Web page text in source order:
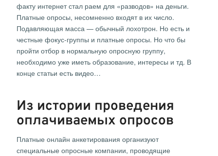
факту интернет стал раем для «разводов» на деньги.
Платные опросы, несомненно входят в их число.
Подавляющая масса — обычный лохотрон. Но есть и
честные фокус-группы и платные опросы. Но что бы
пройти отбор в нормальную опросную группу,
необходимо уже иметь образование, интересы и тд. В
конце статьи есть видео…
Из истории проведения
оплачиваемых опросов
Платные онлайн анкетирования организуют
специальные опросные компании, проводящие